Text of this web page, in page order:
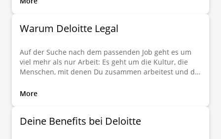
Warum Deloitte Legal
Auf der Suche nach dem passenden Job geht es um
viel mehr als nur Arbeit: Es geht um die Kultur, die
Menschen, mit denen Du zusammen arbeitest und die
machen. Hier erfährst Du, was Deloitte Legal Dir rund
More
Deine Benefits bei Deloitte